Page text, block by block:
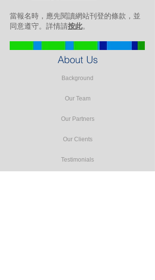
當報名時，應先閱讀網站刊登的條款，並
同意遵守。詳情請按此。
About Us
Background
Our Team
Our Partners
Our Clients
Testimonials